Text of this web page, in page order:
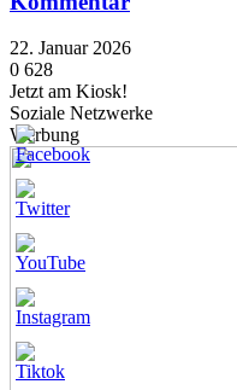
22. Januar 2026
0 628
Jetzt am Kiosk!
Soziale Netzwerke
Werbung